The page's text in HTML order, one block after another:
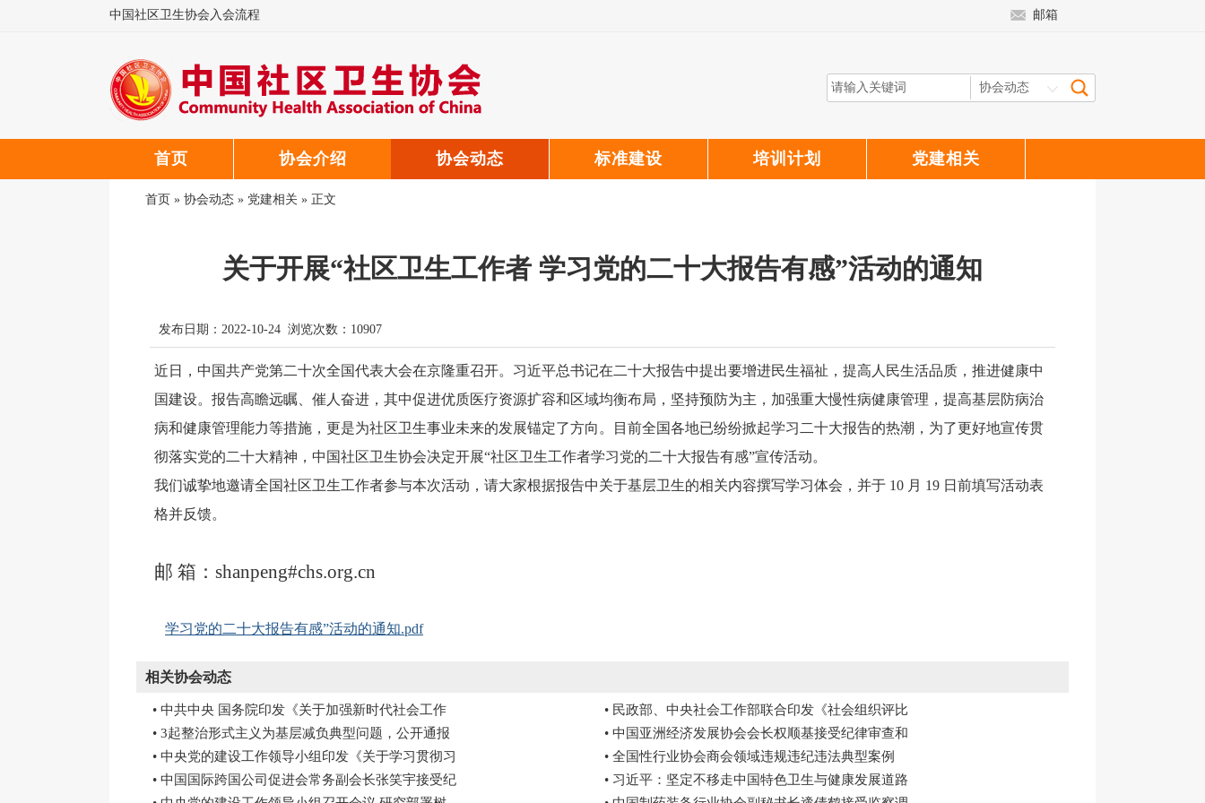
中国社区卫生协会入会流程
邮箱
首页 协会介绍 协会动态 标准建设 培训计划 党建相关
首页 » 协会动态 » 党建相关 » 正文
关于开展“社区卫生工作者 学习党的二十大报告有感”活动的通知
发布日期：2022-10-24 浏览次数： 10907
近日，中国共产党第二十次全国代表大会在京隆重召开。习近平总书记在二十大报告中提出要增进民生福祉，提高人民生活品质，推进健康中
国建设。报告高瞻远瞩、催人奋进，其中促进优质医疗资源扩容和区域均衡布局，坚持预防为主，加强重大慢性病健康管理，提高基层防病治
病和健康管理能力等措施，更是为社区卫生事业未来的发展锚定了方向。目前全国各地已纷纷掀起学习二十大报告的热潮，为了更好地宣传贯
彻落实党的二十大精神，中国社区卫生协会决定开展“社区卫生工作者学习党的二十大报告有感”宣传活动。
我们诚挚地邀请全国社区卫生工作者参与本次活动，请大家根据报告中关于基层卫生的相关内容撰写学习体会，并于 10 月 19 日前填写活动表
格并反馈。
邮 箱：shanpeng#chs.org.cn
学习党的二十大报告有感”活动的通知.pdf
相关协会动态
• 中共中央 国务院印发《关于加强新时代社会工作
• 民政部、中央社会工作部联合印发《社会组织评比
• 3起整治形式主义为基层减负典型问题，公开通报
• 中国亚洲经济发展协会会长权顺基接受纪律审查和
• 中央党的建设工作领导小组印发《关于学习贯彻习
• 全国性行业协会商会领域违规违纪违法典型案例
• 中国国际跨国公司促进会常务副会长张笑宇接受纪
• 习近平：坚定不移走中国特色卫生与健康发展道路